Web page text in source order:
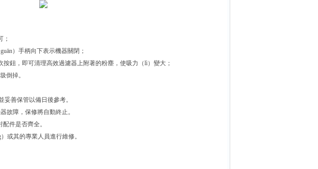
；
）手柄向下表示機器關閉；
鈕，即可清理高效過濾器上附著的粉塵，使吸力（lì）變大；
倒掉。
善保管以備日後參考。
故障，保修將自動終止。
件是否齊全。
或其的專業人員進行維修。